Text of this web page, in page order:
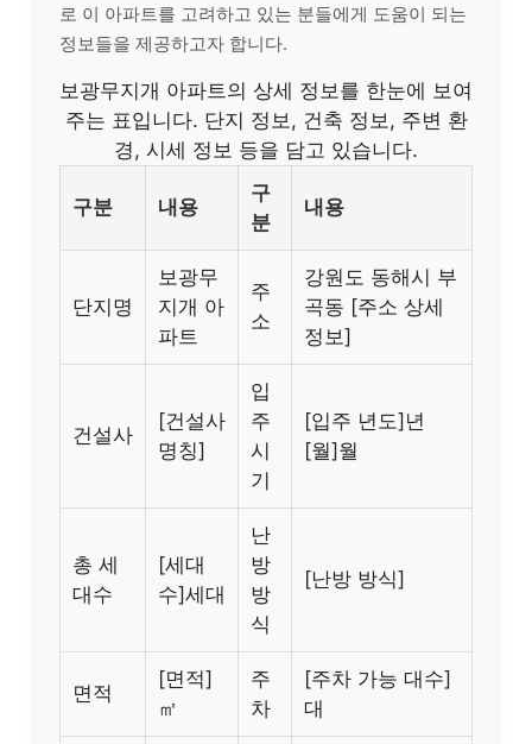
로 이 아파트를 고려하고 있는 분들에게 도움이 되는
정보들을 제공하고자 합니다.
보광무지개 아파트의 상세 정보를 한눈에 보여
주는 표입니다. 단지 정보, 건축 정보, 주변 환
경, 시세 정보 등을 담고 있습니다.
구분 내용
구
분
내용
단지명
보광무
지개 아
파트
주
소
강원도 동해시 부
곡동 [주소 상세
정보]
건설사
[건설사
명칭]
입
주
시
기
[입주 년도]년
[월]월
총 세
대수
[세대
수]세대
난
방
방
식
[난방 방식]
면적
[면적]
㎡
주
차
[주차 가능 대수]
대